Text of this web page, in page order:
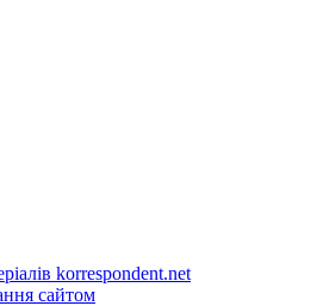
korrespondent.net
сайтом